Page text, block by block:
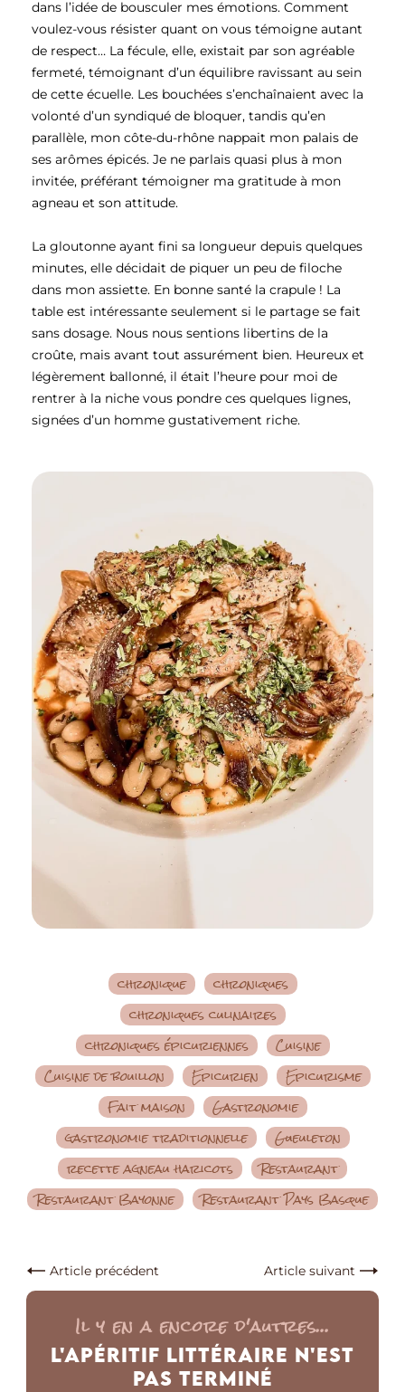
dans l’idée de bousculer mes émotions. Comment
voulez-vous résister quant on vous témoigne autant
de respect… La fécule, elle, existait par son agréable
fermeté, témoignant d’un équilibre ravissant au sein
de cette écuelle. Les bouchées s’enchaînaient avec la
volonté d’un syndiqué de bloquer, tandis qu’en
parallèle, mon côte-du-rhône nappait mon palais de
ses arômes épicés. Je ne parlais quasi plus à mon
invitée, préférant témoigner ma gratitude à mon
agneau et son attitude.
La gloutonne ayant fini sa longueur depuis quelques
minutes, elle décidait de piquer un peu de filoche
dans mon assiette. En bonne santé la crapule ! La
table est intéressante seulement si le partage se fait
sans dosage. Nous nous sentions libertins de la
croûte, mais avant tout assurément bien. Heureux et
légèrement ballonné, il était l’heure pour moi de
rentrer à la niche vous pondre ces quelques lignes,
signées d’un homme gustativement riche.
chronique
chroniques
chroniques culinaires
chroniques épicuriennes
Cuisine
Cuisine de bouillon
Epicurien
Epicurisme
Fait maison
Gastronomie
gastronomie traditionnelle
Gueuleton
recette agneau haricots
Restaurant
Restaurant Bayonne
Restaurant Pays Basque
Article précédent Article suivant
Il y en a encore d'autres...
L'Apéritif Littéraire n'est
pas Terminé